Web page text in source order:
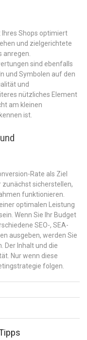
Shops optimiert
und zielgerichtete
anregen.
sind ebenfalls
und Symbolen auf den
und
nützliches Element
am kleinen
ist.
Rate als Ziel
sicherstellen,
funktionieren.
optimalen Leistung
Wenn Sie Ihr Budget
SEO-, SEA-
ausgeben, werden Sie
Der Inhalt und die
Nur wenn diese
folgen.